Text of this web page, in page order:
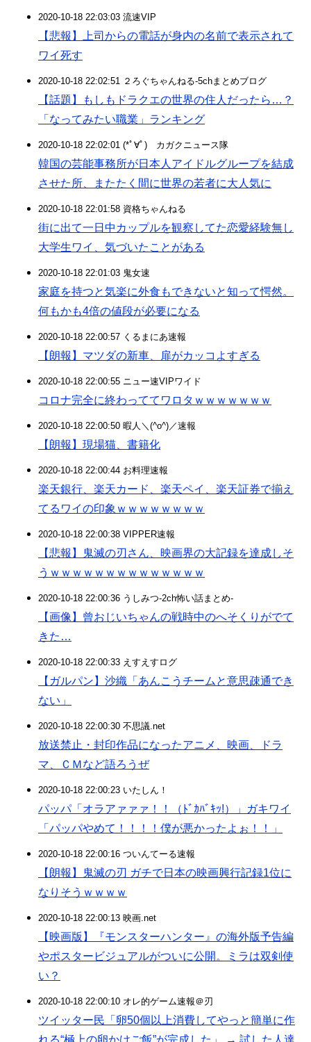
2020-10-18 22:03:03 流速VIP
【悲報】上司からの電話が身内の名前で表示されて
ワイ死す
2020-10-18 22:02:51 ２ろぐちゃんねる-5chまとめブログ
【話題】もしもドラクエの世界の住人だったら…？
「なってみたい職業」ランキング
2020-10-18 22:02:01 (*ﾟ∀ﾟ)ゞカガクニュース隊
韓国の芸能事務所が日本人アイドルグループを結成
させた所、またたく間に世界の若者に大人気に
2020-10-18 22:01:58 資格ちゃんねる
街に出て一日中カップルを観察してた恋愛経験無し
大学生ワイ、気づいたことがある
2020-10-18 22:01:03 鬼女速
家庭を持つと気楽に外食もできないと知って愕然。
何もかも4倍の値段が必要になる
2020-10-18 22:00:57 くるまにあ速報
【朗報】マツダの新車、扉がカッコよすぎる
2020-10-18 22:00:55 ニュー速VIPワイド
コロナ完全に終わっててワロタｗｗｗｗｗｗｗ
2020-10-18 22:00:50 暇人＼(^o^)／速報
【朗報】現場猫、書籍化
2020-10-18 22:00:44 お料理速報
楽天銀行、楽天カード、楽天ペイ、楽天証券で揃え
てるワイの印象ｗｗｗｗｗｗｗｗ
2020-10-18 22:00:38 VIPPER速報
【悲報】鬼滅の刃さん、映画界の大記録を達成しそ
うｗｗｗｗｗｗｗｗｗｗｗｗｗｗ
2020-10-18 22:00:36 うしみつ-2ch怖い話まとめ-
【画像】曾おじいちゃんの戦時中のへそくりがでて
きた…
2020-10-18 22:00:33 えすえすログ
【ガルパン】沙織「あんこうチームと意思疎通でき
ない」
2020-10-18 22:00:30 不思議.net
放送禁止・封印作品になったアニメ、映画、ドラ
マ、ＣＭなど語ろうぜ
2020-10-18 22:00:23 いたしん！
パッパ「オラアァァァ！！（ﾄﾞｶﾊﾞｷｯ!）」ガキワイ
「パッパやめて！！！！僕が悪かったよぉ！！」
2020-10-18 22:00:16 ついんてーる速報
【朗報】鬼滅の刃 ガチで日本の映画興行記録1位に
なりそうｗｗｗｗ
2020-10-18 22:00:13 映画.net
【映画版】『モンスターハンター』の海外版予告編
やポスタービジュアルがついに公開。ミラは双剣使
い？
2020-10-18 22:00:10 オレ的ゲーム速報＠刃
ツイッター民「卵50個以上消費してやっと簡単に作
れる“極上の卵かけご飯”が完成した」 → 試した人達